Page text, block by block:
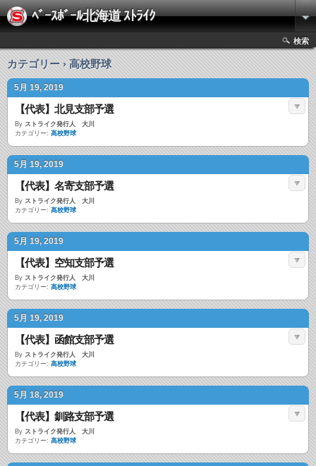
ﾍﾞｰｽﾎﾞｰﾙ北海道 ｽﾄﾗｲｸ
検索
カテゴリー › 高校野球
5月 19, 2019
【代表】北見支部予選
By ストライク発行人 大川
カテゴリー: 高校野球
5月 19, 2019
【代表】名寄支部予選
By ストライク発行人 大川
カテゴリー: 高校野球
5月 19, 2019
【代表】空知支部予選
By ストライク発行人 大川
カテゴリー: 高校野球
5月 19, 2019
【代表】函館支部予選
By ストライク発行人 大川
カテゴリー: 高校野球
5月 18, 2019
【代表】釧路支部予選
By ストライク発行人 大川
カテゴリー: 高校野球